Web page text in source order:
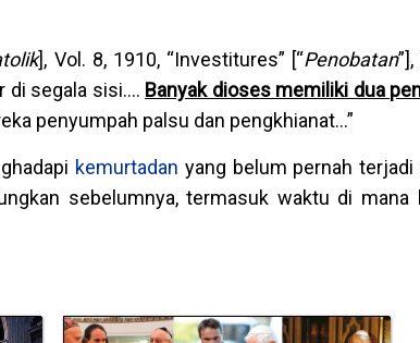
], Vol. 8, 1910, “Investitures” [“Penobatan
di segala sisi…. Banyak dioses memiliki dua
penyumpah palsu dan pengkhianat…”
kemurtadan yang belum pernah terjadi
sebelumnya, termasuk waktu di mana